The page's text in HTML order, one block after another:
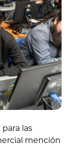
las
mención